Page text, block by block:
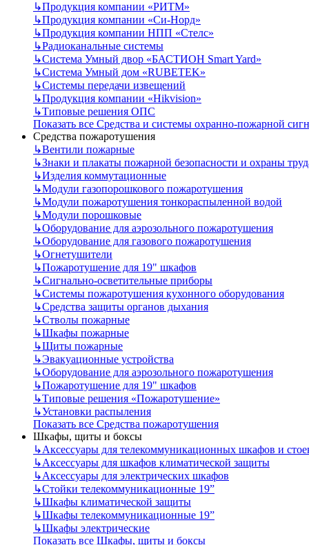
↳Продукция компании «РИТМ»
↳Продукция компании «Си-Норд»
↳Продукция компании НПП «Стелс»
↳Радиоканальные системы
↳Система Умный двор «БАСТИОН Smart Yard»
↳Система Умный дом «RUBETEK»
↳Системы передачи извещений
↳Продукция компании «Hikvision»
↳Типовые решения ОПС
Показать все Средства и системы охранно-пожарной
Средства пожаротушения
↳Вентили пожарные
↳Знаки и плакаты пожарной безопасности и охраны
↳Изделия коммутационные
↳Модули газопорошкового пожаротушения
↳Модули пожаротушения тонкораспыленной водой
↳Модули порошковые
↳Оборудование для аэрозольного пожаротушения
↳Оборудование для газового пожаротушения
↳Огнетушители
↳Пожаротушение для 19" шкафов
↳Сигнально-осветительные приборы
↳Системы пожаротушения кухонного оборудования
↳Средства защиты органов дыхания
↳Стволы пожарные
↳Шкафы пожарные
↳Щиты пожарные
↳Эвакуационные устройства
↳Оборудование для аэрозольного пожаротушения
↳Пожаротушение для 19" шкафов
↳Типовые решения «Пожаротушение»
↳Установки распыления
Показать все Средства пожаротушения
Шкафы, щиты и боксы
↳Аксессуары для телекоммуникационных шкафов и
↳Аксессуары для шкафов климатической защиты
↳Аксессуары для электрических шкафов
↳Стойки телекоммуникационные 19”
↳Шкафы климатической защиты
↳Шкафы телекоммуникационные 19”
↳Шкафы электрические
Показать все Шкафы, щиты и боксы